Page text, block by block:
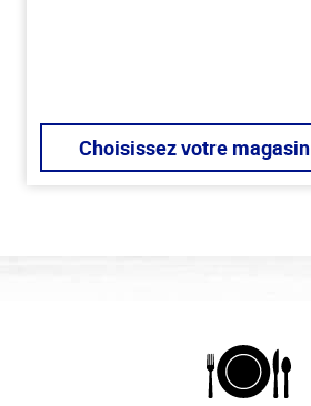
Choisissez votre magasin